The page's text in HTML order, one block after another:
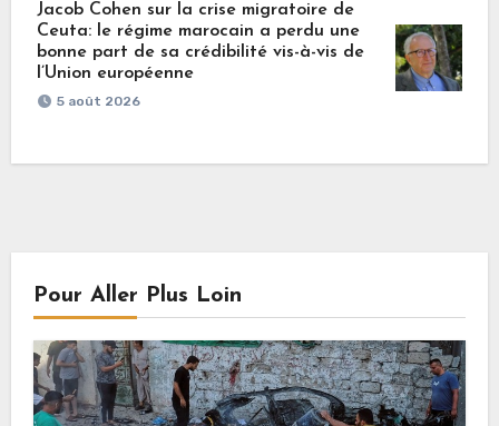
Jacob Cohen sur la crise migratoire de
Ceuta: le régime marocain a perdu une
bonne part de sa crédibilité vis-à-vis de
l’Union européenne
5 août 2026
Pour Aller Plus Loin